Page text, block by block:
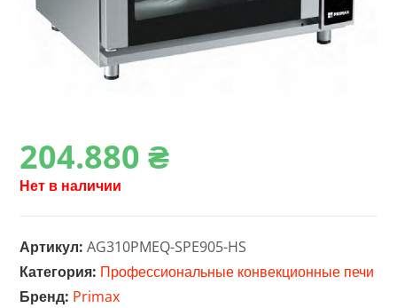
204.880₴
Нет в наличии
Артикул:AG310PMEQ-SPE905-HS
Категория: Профессиональные конвекционные печи
Бренд: Primax